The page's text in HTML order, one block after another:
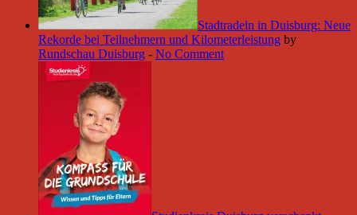
Stadtradeln in Duisburg: Neue
Rekorde bei Teilnehmern und Kilometerleistung by
Rundschau Duisburg - No Comment